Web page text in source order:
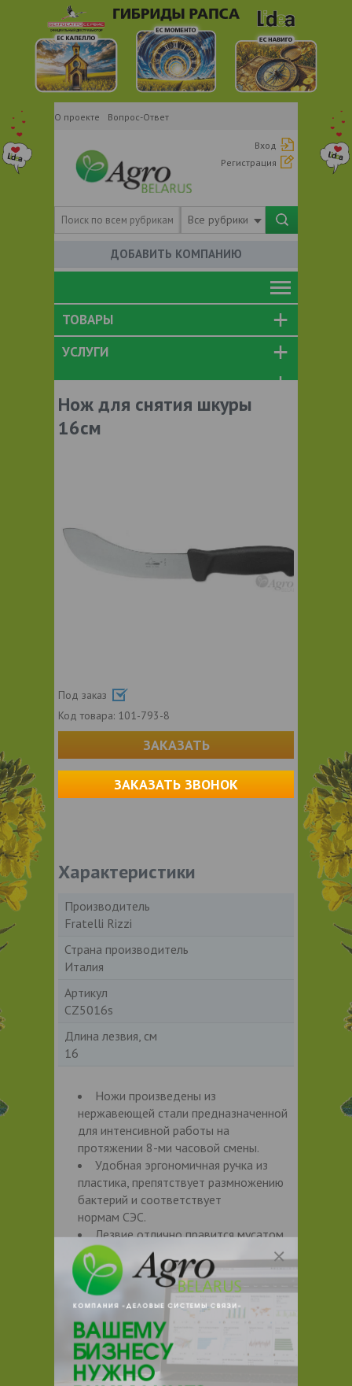
О проекте Вопрос-Ответ
Вход
Регистрация
Все рубрики
ДОБАВИТЬ КОМПАНИЮ
ТОВАРЫ
УСЛУГИ
Нож для снятия шкуры
16см
Под заказ
Код товара: 101-793-8
ЗАКАЗАТЬ
ЗАКАЗАТЬ ЗВОНОК
Характеристики
Производитель
Fratelli Rizzi
Страна производитель
Италия
Артикул
CZ5016s
Длина лезвия, см
16
Ножи произведены из
нержавеющей стали предназначенной
для интенсивной работы на
протяжении 8-ми часовой смены.
Удобная эргономичная ручка из
пластика, препятствует размножению
бактерий и соответствует
нормам СЭС.
Лезвие отлично правится мусатом.
Не требует частой заточки на камне,
это увеличивает срок службы ножа и
экономит время на его обслуживание.
Контакты продавца
Оставьте электронный заказ с помощью
кнопки "Заказать" и мы подберем для